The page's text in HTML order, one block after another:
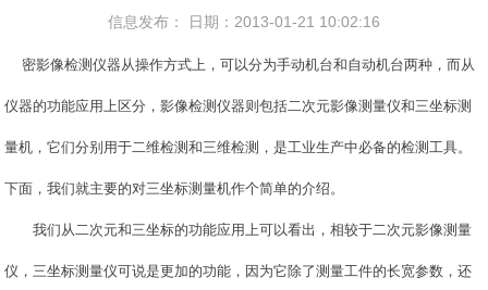
信息发布： 日期：2013-01-21 10:02:16
密影像检测仪器从操作方式上，可以分为手动机台和自动机台两种，而从
仪器的功能应用上区分，影像检测仪器则包括二次元影像测量仪和三坐标测
量机，它们分别用于二维检测和三维检测，是工业生产中必备的检测工具。
下面，我们就主要的对三坐标测量机作个简单的介绍。
我们从二次元和三坐标的功能应用上可以看出，相较于二次元影像测量
仪，三坐标测量仪可说是更加的功能，因为它除了测量工件的长宽参数，还